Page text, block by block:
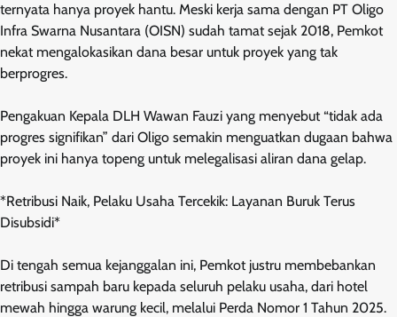
ternyata hanya proyek hantu. Meski kerja sama dengan PT Oligo
Infra Swarna Nusantara (OISN) sudah tamat sejak 2018, Pemkot
nekat mengalokasikan dana besar untuk proyek yang tak
berprogres.
Pengakuan Kepala DLH Wawan Fauzi yang menyebut “tidak ada
progres signifikan” dari Oligo semakin menguatkan dugaan bahwa
proyek ini hanya topeng untuk melegalisasi aliran dana gelap.
*Retribusi Naik, Pelaku Usaha Tercekik: Layanan Buruk Terus
Disubsidi*
Di tengah semua kejanggalan ini, Pemkot justru membebankan
retribusi sampah baru kepada seluruh pelaku usaha, dari hotel
mewah hingga warung kecil, melalui Perda Nomor 1 Tahun 2025.